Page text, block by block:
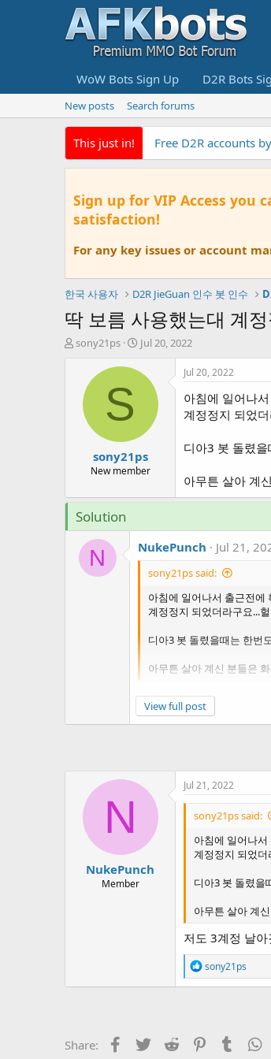
WoW Bots Sign Up D2R Bots
New posts Search forums
This just in! Free D2R accounts
Sign up for VIP Access
satisfaction!
For any key issues or account
한국 사용자 D2R JieGuan 인수 봇 인수
딱 보름 사용했는대 계
T
e
r
sony21ps
S
a
t
e
Jul 20, 2022
S
sony21ps
New member
Jul 20, 2022
아침에 일어나
계정정지 되었
디아3 봇 돌렸
아무튼 살아 계
Solution
N NukePunch Jul 21,
sony21ps said:
아침에 일어나서 출근전에
계정정지 되었더라구요...
디아3 봇 돌렸을때는 한번
아무튼 살아 계신 분들은
저도 3계정 날아갓어요!
View full post
N
NukePunch
Member
Jul 21, 2022
sony21ps said:
아침에 일어나
계정정지 되었더
디아3 봇 돌렸을
아무튼 살아 계
저도 3계정 날
R
e
a
o
sony21ps
Share: Facebook
Twitter Reddit Pinterest